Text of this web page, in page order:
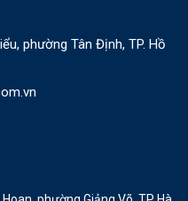
phường Tân Định, TP. Hồ